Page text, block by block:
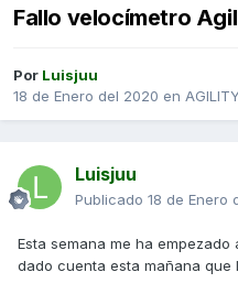
Fallo velocímetro
Por Luisjuu
18 de Enero del 2020 en
Luisjuu
Publicado 18 de Enero
Esta semana me ha
dado cuenta esta mañana que